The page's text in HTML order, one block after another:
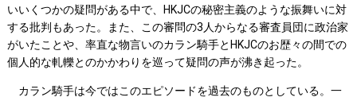
いいくつかの疑問がある中で、HKJCの秘密主義のような振舞いに対
する批判もあった。また、この審問の3人からなる審査員団に政治家
がいたことや、率直な物言いのカラン騎手とHKJCのお歴々の間での
個人的な軋轢とのかかわりを巡って疑問の声が沸き起った。
カラン騎手は今ではこのエピソードを過去のものとしている。一